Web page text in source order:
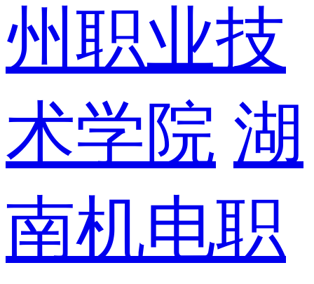
州职业技
术学院 湖
南机电职